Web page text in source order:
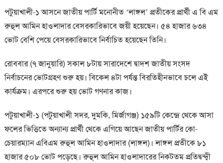
পটুয়াখালী-১ আসনে জাতীয় পার্টি মনোনীত ‘লাঙ্গল’ প্রতীকের প্রার্থী এ বি এম
রুহুল আমিন হাওলাদার বেসরকারিভাবে জয়ী হয়েছেন। ৫৪ হাজার ৬৩৪
ভোট বেশি পেয়ে বেসরকারিভাবে নির্বাচিত হয়েছেন তিনি।
রোববার (৭ জানুয়ারি) সকাল ৮টায় সারাদেশে দ্বাদশ জাতীয় সংসদ
নির্বাচনের ভোটগ্রহণ শুরু হয়। বিকেল ৪টা পর্যন্ত বিরতিহীনভাবে চলে এই
কার্যক্রম। এরপরে শুরু হয় ভোট গণনার কাজ।
পটুয়াখালী-১ (পটুয়াখালী সদর, দুমকি, মির্জাগঞ্জ) ১৫৯টি কেন্দ্রে থেকে আসা
ফলের ভিত্তিতে অন্যান্য প্রার্থী থেকে এগিয়ে আছেন জাতীয় পার্টির কো-
চেয়ারম্যান এবিএম রুহুল আমিন হাওলাদার (লাঙ্গল)। লাঙ্গল প্রতীকে ৮১
হাজার ৫০৮ ভোট পড়েছে। রুহুল আমিন হাওলাদারের নিকটতম প্রতিদ্বন্দ্বী